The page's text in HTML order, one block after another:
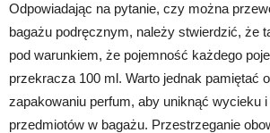
Odpowiadając na pytanie, czy można
bagażu podręcznym, należy stwierdzić, że
pod warunkiem, że pojemność każdego
przekracza 100 ml. Warto jednak pamiętać
zapakowaniu perfum, aby uniknąć wycieku
przedmiotów w bagażu. Przestrzeganie